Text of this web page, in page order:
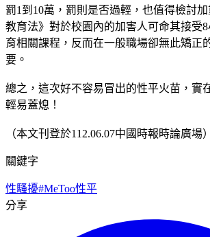
罰1到10萬，罰則是否過輕，也值得檢討
教育法》對於校園內的加害人可命其接受
育相關課程，反而在一般職場卻無此矯正
要。
總之，這次好不容易冒出的性平火苗，實
輕易蓋熄！
（本文刊登於112.06.07中國時報時論廣場）
關鍵字
性騷擾#MeToo性平
分享